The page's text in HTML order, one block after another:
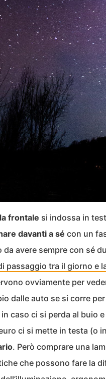
frontale si indossa in
davanti a sé con un
avere sempre con sé
passaggio tra il giorno e
ovviamente per
dalle auto se si corre
caso ci si perda al buio e
ci si mette in testa (o
. Però comprare una
che possono fare la